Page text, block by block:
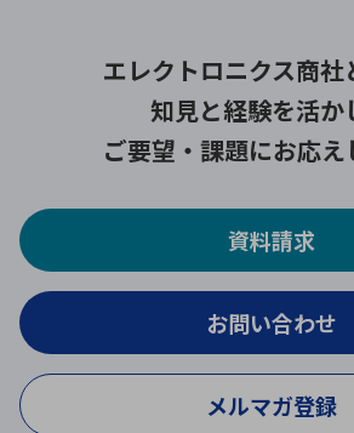
エレクトロニクス商社
知見と経験を活か
ご要望・課題にお応え
資料請求
お問い合わせ
メルマガ登録